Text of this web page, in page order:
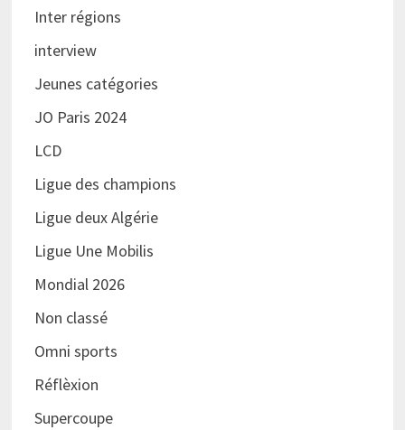
Inter régions
interview
Jeunes catégories
JO Paris 2024
LCD
Ligue des champions
Ligue deux Algérie
Ligue Une Mobilis
Mondial 2026
Non classé
Omni sports
Réflèxion
Supercoupe